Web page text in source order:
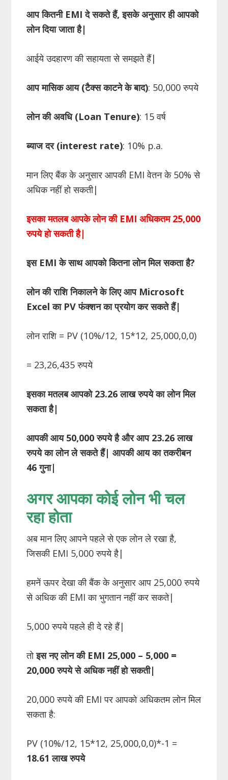
आप कितनी EMI दे सकते हैं, इसके अनुसार ही आपको
लोन दिया जाता है|
आईये उदहारण की सहायता से समझते हैं|
आप मासिक आय (टैक्स काटने के बाद): 50,000 रुपये
लोन की अवधि (Loan Tenure): 15 वर्ष
ब्याज दर (interest rate): 10% p.a.
मान लिए बैंक के अनुसार आपकी EMI वेतन के 50% से
अधिक नहीं हो सकती|
इसका मतलब आपके लोन की EMI अधिकतम 25,000
रुपये हो सकती है|
इस EMI के साथ आपको कितना लोन मिल सकता है?
लोन की राशि निकालने के लिए आप Microsoft
Excel का PVफंक्शन का प्रयोग कर सकते हैं|
लोन राशि = PV (10%/12, 15*12, 25,000,0,0)
= 23,26,435 रुपये
इसका मतलब आपको 23.26 लाख रुपये का लोन मिल
सकता है|
आपकी आय 50,000 रुपये है और आप 23.26 लाख
रुपये का लोन ले सकते हैं| आपकी आय का तकरीबन
46 गुना|
अगर आपका कोई लोन भी चल
रहा होता
अब मान लिए आपने पहले से एक लोन ले रखा है,
जिसकी EMI 5,000 रुपये है|
हमनें ऊपर देखा की बैंक के अनुसार आप 25,000 रुपये
से अधिक की EMI का भुगतान नहीं कर सकते|
5,000 रुपये पहले ही दे रहे हैं|
तोइस नए लोन की EMI 25,000 – 5,000 =
20,000 रुपये से अधिक नहीं हो सकती|
20,000 रुपये की EMI पर आपको अधिकतम लोन मिल
सकता है:
PV (10%/12, 15*12, 25,000,0,0)*-1 =
18.61 लाख रुपये